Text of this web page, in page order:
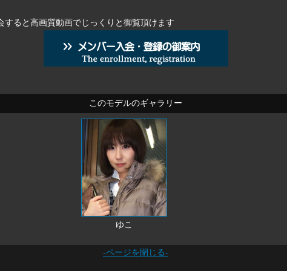
すると高画質動画でじっくりと御覧頂けます
このモデルのギャラリー
ゆこ
-ページを閉じる-